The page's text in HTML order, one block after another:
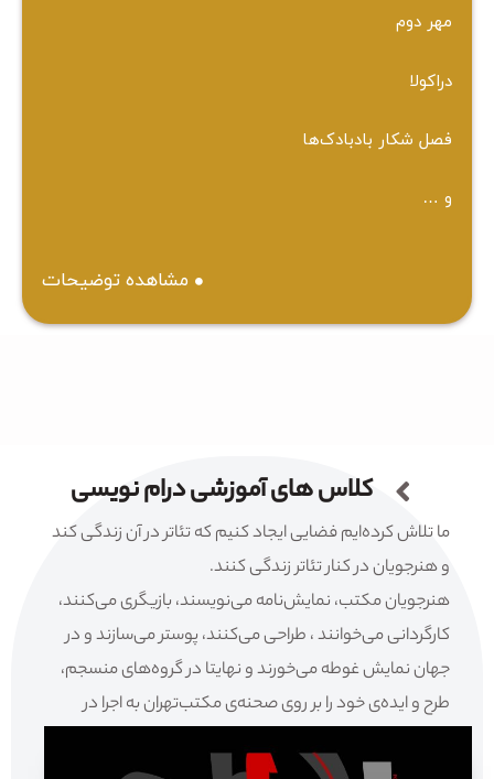
مهر دوم
دراکولا
فصل شکار بادبادک‌ها
و …
مشاهده توضیحات
کلاس های آموزشی درام نویسی
ما تلاش کرده‌ایم فضایی ایجاد کنیم که تئاتر در آن زندگی کند
و هنرجویان در کنار تئاتر زندگی کنند.
هنرجویان مکتب، نمایش‌نامه می‌نویسند، بازیگری می‌کنند،
کارگردانی می‌خوانند ، طراحی می‌کنند، پوستر می‌سازند و در
جهان نمایش غوطه می‌خورند و نهایتا در گروه‌های منسجم،
طرح و ایده‌ی خود را بر روی صحنه‌ی مکتب‌تهران به اجرا در